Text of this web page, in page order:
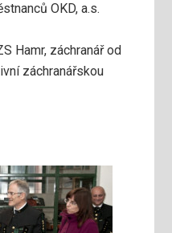
OKD, a.s.
Hamr, záchranář od
záchranářskou